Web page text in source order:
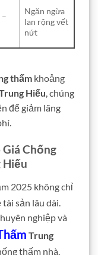
Ngăn ngừa
lan rộng vết
nứt
thấm khoảng
Hiếu, chúng
để giảm lãng
Chống
Hiếu
2025 không chỉ
sản lâu dài.
nghiệp và
Trung
thấm nhà,